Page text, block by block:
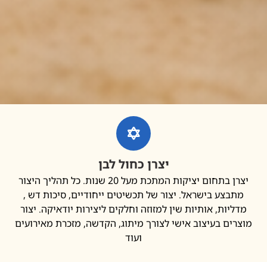
יצרן כחול לבן
יצרן בתחום יציקות המתכת מעל 20 שנות. כל תהליך היצור
בישראל. יצור של תכשיטים ייחודיים, סיכות דש ,
אותיות שין למזוזה וחלקים ליצירות יודאיקה. יצור
בעיצוב אישי לצורך מיתוג, הקדשה, מזכרת מאירועים